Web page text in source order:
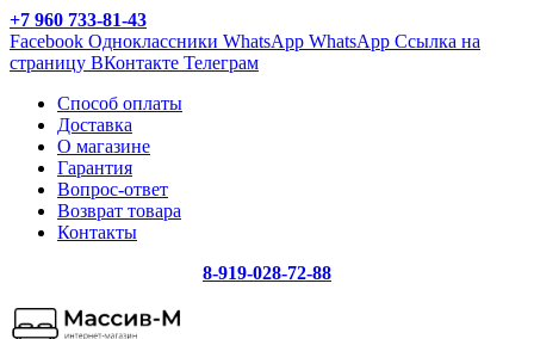
+7 960 733-81-43
Facebook Одноклассники WhatsApp WhatsApp Ссылка на
страницу ВКонтакте Телеграм
Способ оплаты
Доставка
О магазине
Гарантия
Вопрос-ответ
Возврат товара
Контакты
8-919-028-72-88